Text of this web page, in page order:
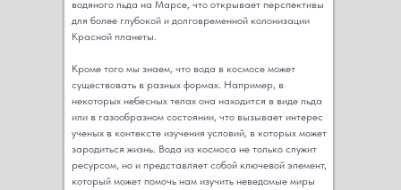
водяного льда на Марсе, что открывает перспективы
для более глубокой и долговременной колонизации
Красной планеты.
Кроме того мы знаем, что вода в космосе может
существовать в разных формах. Например, в
некоторых небесных телах она находится в виде льда
или в газообразном состоянии, что вызывает интерес
ученых в контексте изучения условий, в которых может
зародиться жизнь. Вода из космоса не только служит
ресурсом, но и представляет собой ключевой элемент,
который может помочь нам изучить неведомые миры